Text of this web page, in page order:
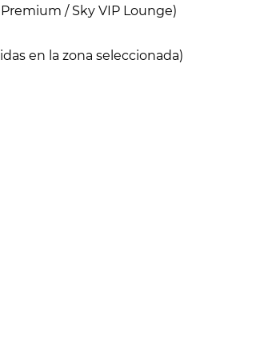
Premium / Sky VIP Lounge)
en la zona seleccionada)